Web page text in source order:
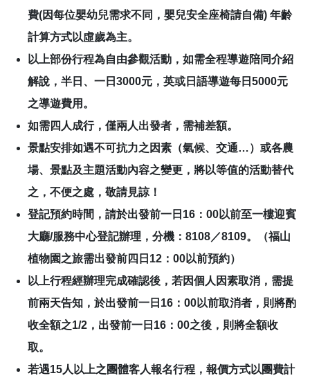
費(因每位嬰幼兒需求不同，嬰兒安全座椅請自備) 年齡
計算方式以虛歲為主。
以上部份行程為自由參觀活動，如需全程導遊陪同介紹
解說，半日、一日3000元，英或日語導遊每日5000元
之導遊費用。
如需四人成行，僅兩人出發者，需補差額。
景點安排如遇不可抗力之因素（氣候、交通…）或各農
場、景點及主題活動內容之變更，將以等值的活動替代
之，不便之處，敬請見諒！
登記預約時間，請於出發前一日16：00以前至一樓迎賓
大廳/服務中心登記辦理，分機：8108／8109。（福山
植物園之旅需出發前四日12：00以前預約）
以上行程經辦理完成確認後，若因個人因素取消，需提
前兩天告知，於出發前一日16：00以前取消者，則將酌
收全額之1/2，出發前一日16：00之後，則將全額收
取。
若遇15人以上之團體客人報名行程，報價方式以團費計